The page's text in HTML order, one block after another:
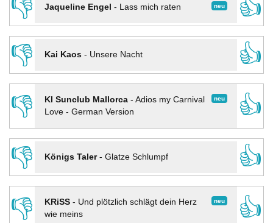
👎
neu
Jaqueline Engel - Lass mich raten
👍
👎
Kai Kaos- Unsere Nacht
👍
👎
neu
KI Sunclub Mallorca- Adios my Carnival
Love - German Version
👍
👎
Königs Taler- Glatze Schlumpf
👍
👎
neu
KRiSS- Und plötzlich schlägt dein Herz
wie meins
👍